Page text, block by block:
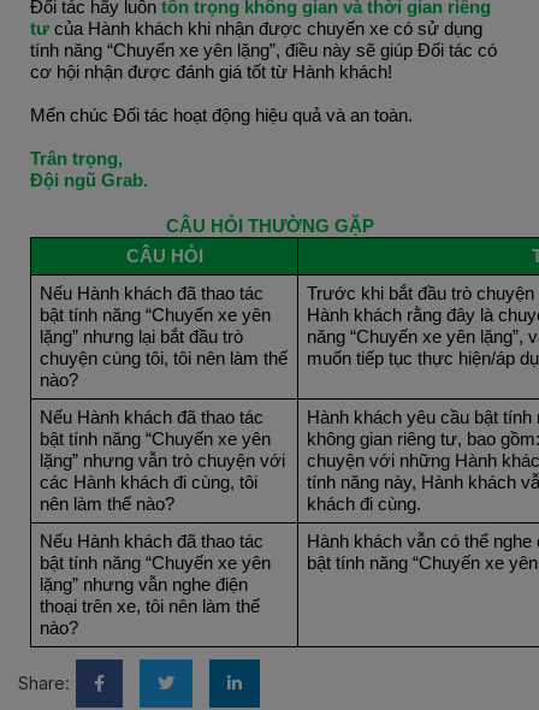
Đối tác hãy luôn tôn trọng không gian và thời gian riêng
tư của Hành khách khi nhận được chuyến xe có sử dụng
tính năng “Chuyến xe yên lặng”, điều này sẽ giúp Đối tác có
cơ hội nhận được đánh giá tốt từ Hành khách!
Mến chúc Đối tác hoạt động hiệu quả và an toàn.
Trân trọng,
Đội ngũ Grab.
CÂU HỎI THƯỜNG GẶP
CÂU HỎI
Nếu Hành khách đã thao tác
bật tính năng “Chuyến xe yên
lặng” nhưng lại bắt đầu trò
chuyện cùng tôi, tôi nên làm thế
nào?
Trước khi bắt đầu trò
Hành khách rằng đây là
năng “Chuyến xe yên lặng”,
muốn tiếp tục thực hiện/áp
Nếu Hành khách đã thao tác
bật tính năng “Chuyến xe yên
lặng” nhưng vẫn trò chuyện với
các Hành khách đi cùng, tôi
nên làm thế nào?
Hành khách yêu cầu bật tính
không gian riêng tư, bao
chuyện với những Hành
tính năng này, Hành khách
khách đi cùng.
Nếu Hành khách đã thao tác
bật tính năng “Chuyến xe yên
lặng” nhưng vẫn nghe điện
thoại trên xe, tôi nên làm thế
nào?
Hành khách vẫn có thể
bật tính năng “Chuyến xe yên
Share: